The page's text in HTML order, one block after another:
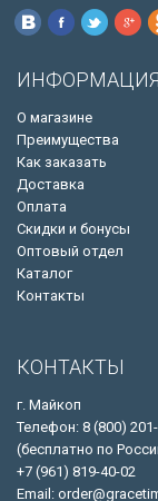
ИНФОРМАЦИЯ
О магазине
Преимущества
Как заказать
Доставка
Оплата
Скидки и бонусы
Оптовый отдел
Каталог
Контакты
КОНТАКТЫ
г. Майкоп
Телефон: 8 (800)
(бесплатно по
+7 (961) 819-40-02
Email: